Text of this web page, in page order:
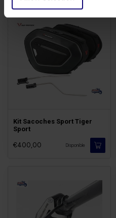
Kit Sacoches Sport Tiger
Sport
€400,00 Disponible